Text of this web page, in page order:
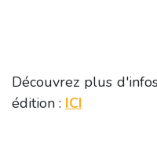
Découvrez plus
édition : ICI